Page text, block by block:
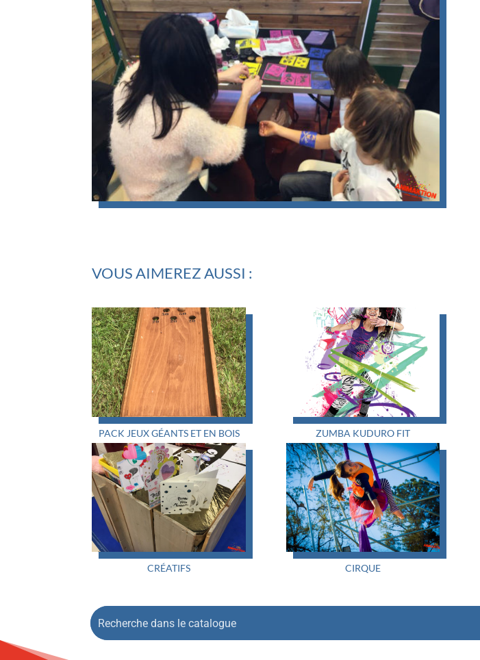
VOUS AIMEREZ AUSSI :
PACK JEUX GÉANTS ET EN BOIS ZUMBA KUDURO FIT
CRÉATIFS CIRQUE